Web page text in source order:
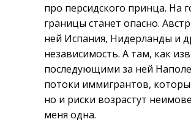
про персидского принца. На
границы станет опасно.
ней Испания, Нидерланды и
независимость. А там, как
последующими за ней
потоки иммигрантов,
но и риски возрастут
меня одна.